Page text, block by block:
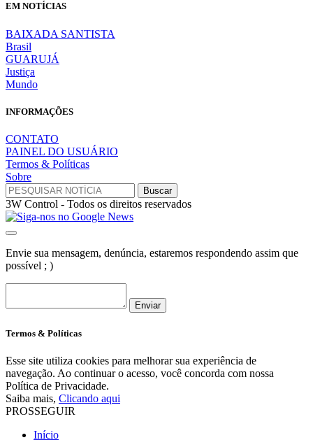
EM NOTÍCIAS
BAIXADA SANTISTA
Brasil
GUARUJÁ
Justiça
Mundo
INFORMAÇÕES
CONTATO
PAINEL DO USUÁRIO
Termos & Políticas
Sobre
3W Control - Todos os direitos reservados
Envie sua mensagem, denúncia, estaremos respondendo assim que
possível ; )
Enviar
Termos & Políticas
Esse site utiliza cookies para melhorar sua experiência de
navegação. Ao continuar o acesso, você concorda com nossa
Política de Privacidade.
Saiba mais, Clicando aqui
PROSSEGUIR
Início